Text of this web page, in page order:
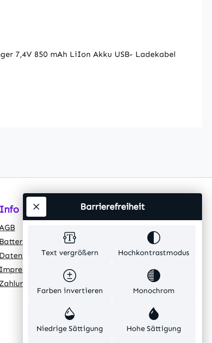
7,4V 850 mAh LiIon Akku USB- Ladekabel
Info
Batteriehinweis
Datenschutz
Impressum
Text vergrößern Hochkontrastmodus
Farben invertieren Monochrom
Niedrige Sättigung Hohe Sättigung
Barrierefreiheit